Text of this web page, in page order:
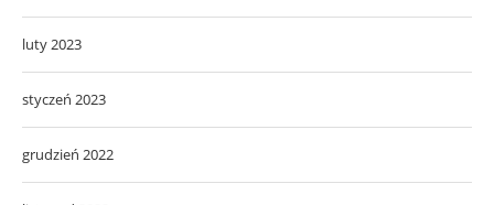
luty 2023
styczeń 2023
grudzień 2022